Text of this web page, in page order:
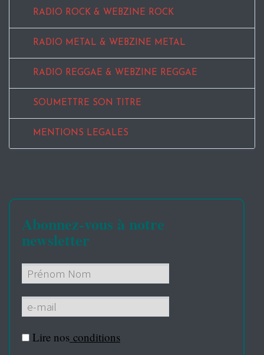
RADIO ROCK & WEBZINE ROCK
RADIO METAL & WEBZINE METAL
RADIO REGGAE & WEBZINE REGGAE
SOUMETTRE SON TITRE
MENTIONS LEGALES
Abonnez-vous à notre
newsletter
Lire nos conditions